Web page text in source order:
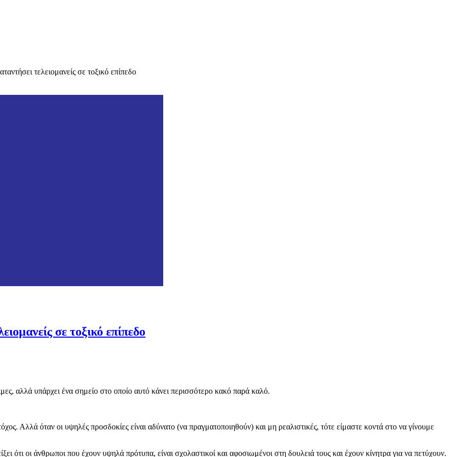
τελειομανείς σε τοξικό επίπεδο
σε τοξικό επίπεδο
αλλά υπάρχει ένα σημείο στο οποίο αυτό κάνει περισσότερο κακό παρά καλό.
Αλλά όταν οι υψηλές προσδοκίες είναι αδύνατο (να πραγματοποιηθούν) και μη ρεαλιστικές, τότε είμαστε κοντά στο να γίνουμε
ότι οι άνθρωποι που έχουν υψηλά πρότυπα, είναι σχολαστικοί και αφοσιωμένοι στη δουλειά τους και έχουν κίνητρα για να πετύχουν.